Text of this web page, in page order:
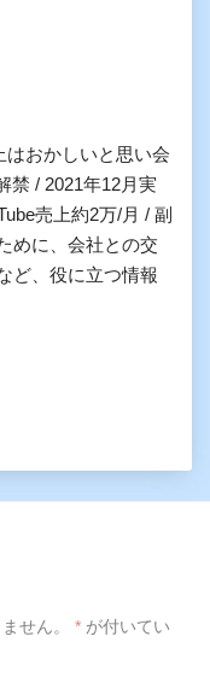
はおかしいと思い会
禁 / 2021年12月実
売上約2万/月 / 副
めに、会社との交
ど、役に立つ情報
せん。 * が付いてい